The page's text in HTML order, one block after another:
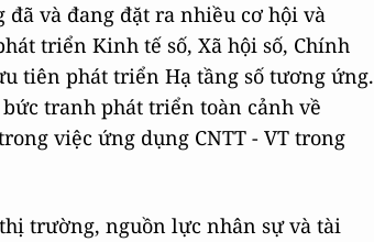
đã và đang đặt ra nhiều cơ hội và
triển Kinh tế số, Xã hội số, Chính
tiên phát triển Hạ tầng số tương ứng.
tranh phát triển toàn cảnh về
việc ứng dụng CNTT - VT trong
trường, nguồn lực nhân sự và tài